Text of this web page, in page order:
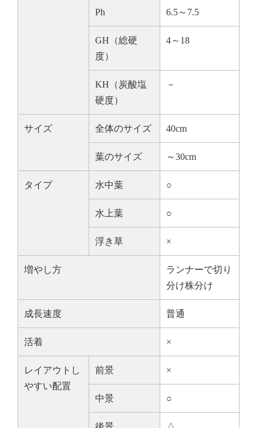
Ph 6.5～7.5
GH（総硬
度）
4～18
KH（炭酸塩
硬度）
－
サイズ 全体のサイズ 40cm
葉のサイズ ～30cm
タイプ 水中葉 ○
水上葉 ○
浮き草 ×
増やし方
ランナーで切り
分け株分け
成長速度 普通
活着 ×
レイアウトし
やすい配置
前景 ×
中景 ○